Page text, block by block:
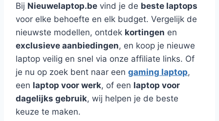
Bij Nieuwelaptop.be vind je de beste laptops
voor elke behoefte en elk budget. Vergelijk de
nieuwste modellen, ontdek kortingen en
exclusieve aanbiedingen, en koop je nieuwe
laptop veilig en snel via onze affiliate links. Of
je nu op zoek bent naar een gaming laptop,
een laptop voor werk, of een laptop voor
dagelijks gebruik, wij helpen je de beste
keuze te maken.